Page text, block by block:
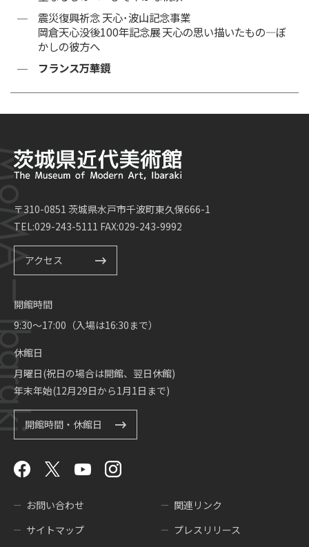
震災復興祈念 天心･波山記念事業
岡倉天心没後100年記念展 天心の思い描いたもの―ぼ
かしの彼方へ
フランス万華鏡
〒310-0851 茨城県水戸市千波町東久保666-1
TEL:029-243-5111 FAX:029-243-9992
アクセス
開館時間
9:30～17:00（入場は16:30まで）
休館日
月曜日(祝日の場合は開館、翌日休館)
年末年始(12月29日から1月1日まで)
開館時間・休館日
お問い合わせ
関連リンク
サイトマップ
プレスリリース